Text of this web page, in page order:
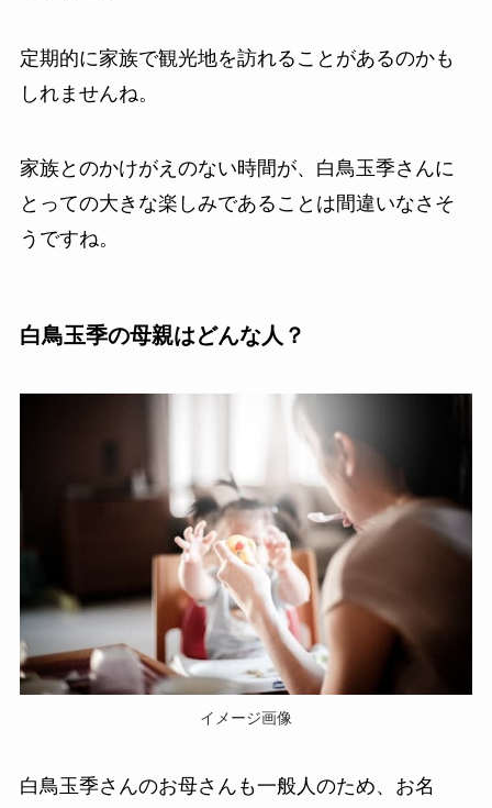
定期的に家族で観光地を訪れることがあるのかも
しれませんね。
家族とのかけがえのない時間が、白鳥玉季さんに
とっての大きな楽しみであることは間違いなさそ
うですね。
白鳥玉季の母親はどんな人？
イメージ画像
白鳥玉季さんのお母さんも一般人のため、お名